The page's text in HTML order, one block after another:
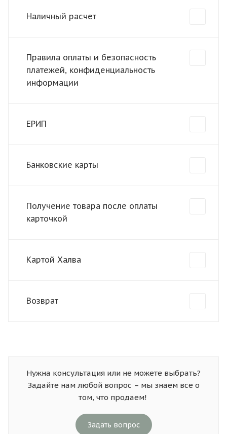
Наличный расчет
Правила оплаты и безопасность
платежей, конфиденциальность
информации
ЕРИП
Банковские карты
Получение товара после оплаты
карточкой
Картой Халва
Возврат
Нужна консультация или не можете выбрать?
Задайте нам любой вопрос – мы знаем все о
том, что продаем!
Задать вопрос